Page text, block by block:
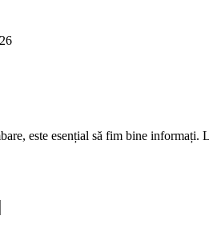
este esențial să fim bine